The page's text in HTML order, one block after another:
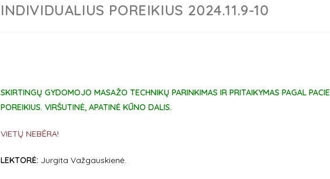
INDIVIDUALIUS POREIKIUS 2024.11.9-10
SKIRTINGŲ GYDOMOJO MASAŽO TECHNIKŲ PARINKIMAS IR PRITAIKYMAS PAGAL
POREIKIUS. VIRŠUTINĖ, APATINĖ KŪNO DALIS.
VIETŲ NEBĖRA!
LEKTORĖ: Jurgita Važgauskienė.